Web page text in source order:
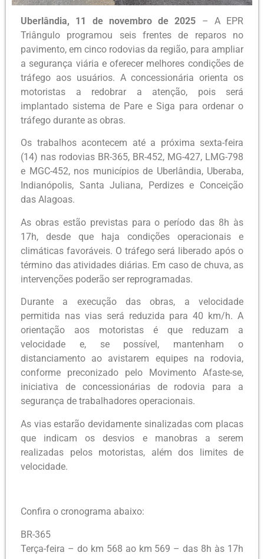
Uberlândia, 11 de novembro de 2025 – A EPR
Triângulo programou seis frentes de reparos no
pavimento, em cinco rodovias da região, para ampliar
a segurança viária e oferecer melhores condições de
tráfego aos usuários. A concessionária orienta os
motoristas a redobrar a atenção, pois será
implantado sistema de Pare e Siga para ordenar o
tráfego durante as obras.
Os trabalhos acontecem até a próxima sexta-feira
(14) nas rodovias BR-365, BR-452, MG-427, LMG-798
e MGC-452, nos municípios de Uberlândia, Uberaba,
Indianópolis, Santa Juliana, Perdizes e Conceição
das Alagoas.
As obras estão previstas para o período das 8h às
17h, desde que haja condições operacionais e
climáticas favoráveis. O tráfego será liberado após o
término das atividades diárias. Em caso de chuva, as
intervenções poderão ser reprogramadas.
Durante a execução das obras, a velocidade
permitida nas vias será reduzida para 40 km/h. A
orientação aos motoristas é que reduzam a
velocidade e, se possível, mantenham o
distanciamento ao avistarem equipes na rodovia,
conforme preconizado pelo Movimento Afaste-se,
iniciativa de concessionárias de rodovia para a
segurança de trabalhadores operacionais.
As vias estarão devidamente sinalizadas com placas
que indicam os desvios e manobras a serem
realizadas pelos motoristas, além dos limites de
velocidade.
Confira o cronograma abaixo:
BR-365
Terça-feira – do km 568 ao km 569 – das 8h às 17h